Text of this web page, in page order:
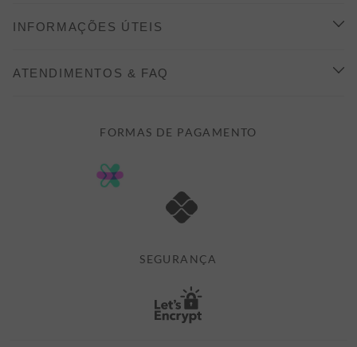
CONHEÇA A ALEATORY
INFORMAÇÕES ÚTEIS
FORMAS DE PAGAMENTO
POLÍTICA DE PRIVACIDADE
ATENDIMENTOS & FAQ
ATENDIMENTO@ALEATORYSTORE.COM.BR
FORMAS DE PAGAMENTO
SEGURANÇA